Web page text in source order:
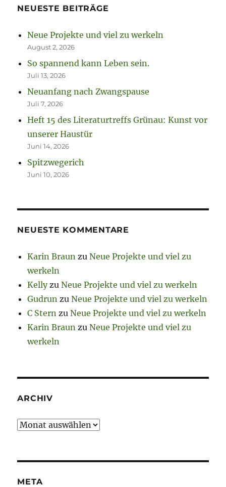
NEUESTE BEITRÄGE
Neue Projekte und viel zu werkeln
August 2, 2026
So spannend kann Leben sein.
Juli 13, 2026
Neuanfang nach Zwangspause
Juli 7, 2026
Heft 15 des Literaturtreffs Grünau: Kunst vor
unserer Haustür
Juni 14, 2026
Spitzwegerich
Juni 10, 2026
NEUESTE KOMMENTARE
Karin Braun zuNeue Projekte und viel zu
werkeln
KellyzuNeue Projekte und viel zu werkeln
Gudrun zuNeue Projekte und viel zu werkeln
C Stern zuNeue Projekte und viel zu werkeln
Karin Braun zuNeue Projekte und viel zu
werkeln
ARCHIV
Archiv
META